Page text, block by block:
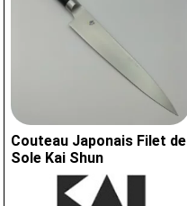
Couteau Japonais Filet de
Sole Kai Shun